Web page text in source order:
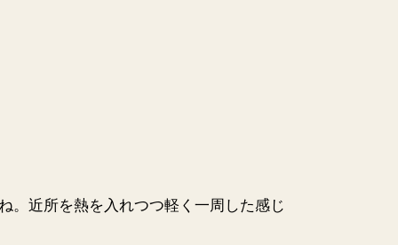
。近所を熱を入れつつ軽く一周した感じ